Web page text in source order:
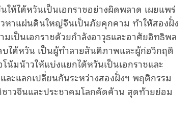
ห้ไต้หวันเป็นเอกราชอย่างผิดพลาด เผยแพร่
วหาแผ่นดินใหญ่จีนเป็นภัยคุกคาม ทำให้สองฝั่ง
ป็นเอกราชด้วยกำลังอาวุธและอาศัยอิทธิพล
ไต้หวัน เป็นผู้ทำลายสันติภาพและผู้ก่อวิกฤติ
น้มน้าวให้แบ่งแยกไต้หวันเป็นเอกราชและ
ะแลกเปลี่ยนกันระหว่างสองฝั่งฯ พฤติกรรม
าวจีนและประชาคมโลกคัดค้าน สุดท้ายย่อม